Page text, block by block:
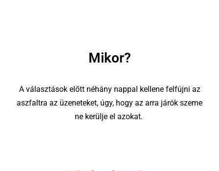
Mikor?
A választások előtt néhány nappal kellene felfújni az
aszfaltra az üzeneteket, úgy, hogy az arra járók szeme
ne kerülje el azokat.